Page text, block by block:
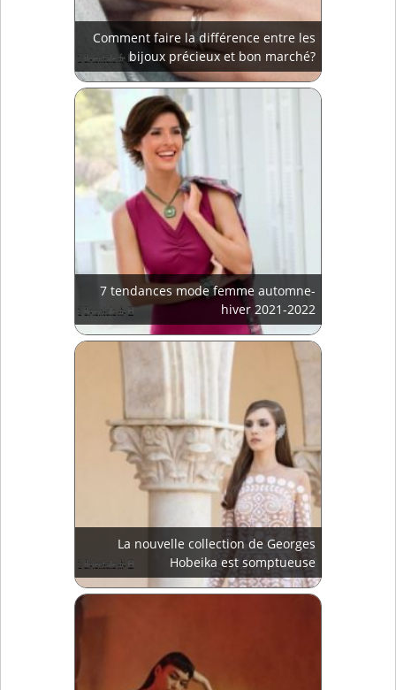
Comment faire la différence entre les
bijoux précieux et bon marché?
7 tendances mode femme automne-
hiver 2021-2022
La nouvelle collection de Georges
Hobeika est somptueuse